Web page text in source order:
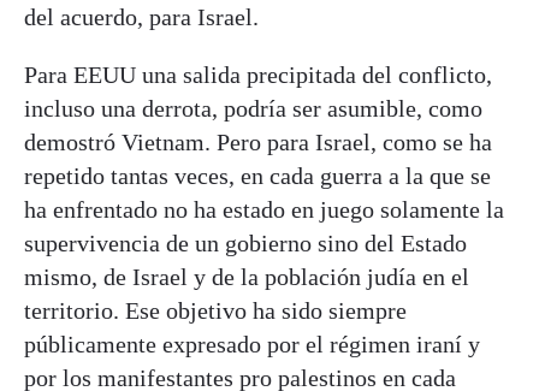
del acuerdo, para Israel.
Para EEUU una salida precipitada del conflicto,
incluso una derrota, podría ser asumible, como
demostró Vietnam. Pero para Israel, como se ha
repetido tantas veces, en cada guerra a la que se
ha enfrentado no ha estado en juego solamente la
supervivencia de un gobierno sino del Estado
mismo, de Israel y de la población judía en el
territorio. Ese objetivo ha sido siempre
públicamente expresado por el régimen iraní y
por los manifestantes pro palestinos en cada